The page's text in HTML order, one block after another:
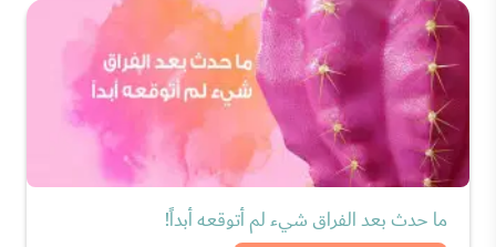
ما حدث بعد الفراق شيء لم أتوقعه أبداً!